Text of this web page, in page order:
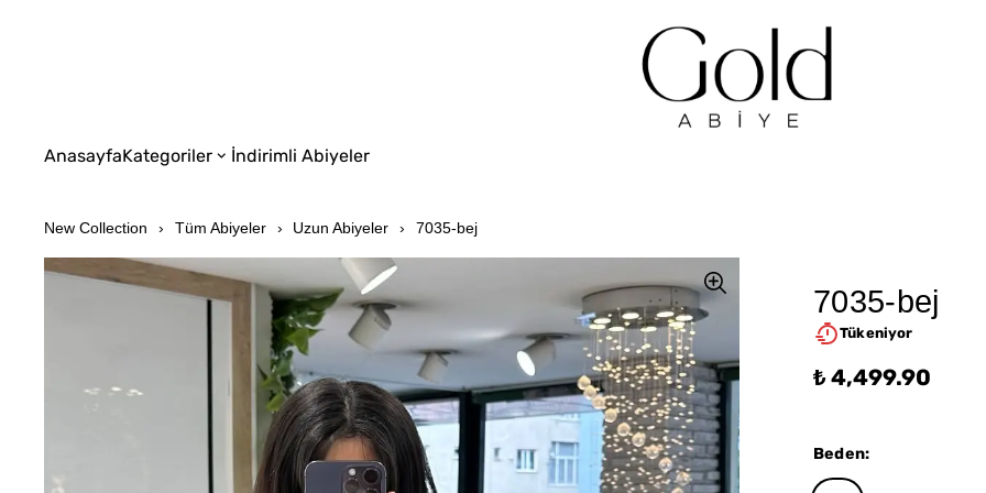
AnasayfaKategoriler İndirimli Abiyeler
New Collection Tüm Abiyeler Uzun Abiyeler 7035-bej
7035-bej
Tükeniyor
₺ 4,499.90
Beden: